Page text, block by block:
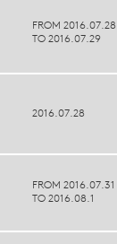
FROM 2016.07.28
TO 2016.07.29
2016.07.28
FROM 2016.07.31
TO 2016.08.1